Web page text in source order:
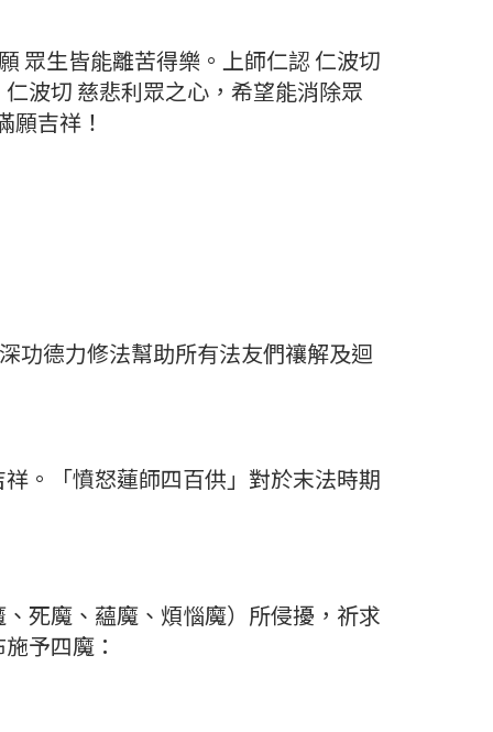
生皆能離苦得樂。上師仁認 仁波切
波切 慈悲利眾之心，希望能消除眾
願吉祥！
功德力修法幫助所有法友們禳解及迴
。「憤怒蓮師四百供」對於末法時期
死魔、蘊魔、煩惱魔）所侵擾，祈求
予四魔：